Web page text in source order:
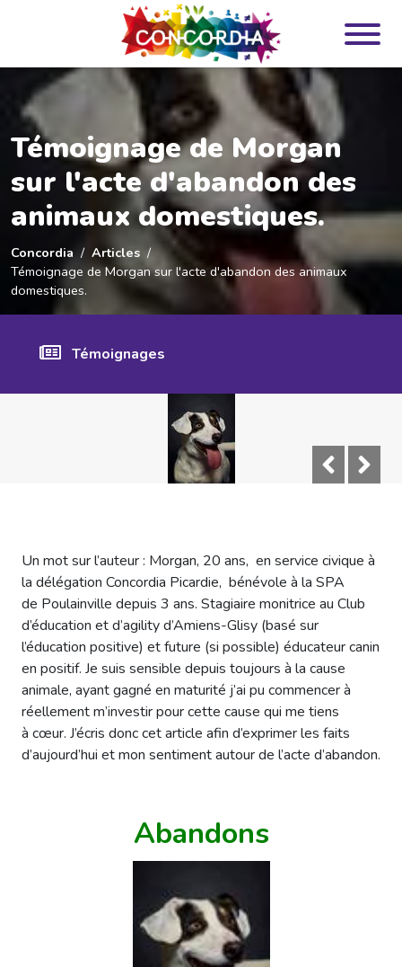
Témoignage de Morgan
sur l'acte d'abandon des
animaux domestiques.
Concordia
Articles
Témoignage de Morgan sur l'acte d'abandon des animaux
domestiques.
Témoignages
Un mot sur l’auteur : Morgan, 20 ans, en service civique à
la délégation Concordia Picardie, bénévole à la SPA
de Poulainville depuis 3 ans. Stagiaire monitrice au Club
d’éducation et d’agility d’Amiens-Glisy (basé sur
l’éducation positive) et future (si possible) éducateur canin
en positif. Je suis sensible depuis toujours à la cause
animale, ayant gagné en maturité j’ai pu commencer à
réellement m’investir pour cette cause qui me tiens
à cœur. J’écris donc cet article afin d’exprimer les faits
d’aujourd’hui et mon sentiment autour de l’acte d’abandon.
Abandons
Panneau de gestion des cookies